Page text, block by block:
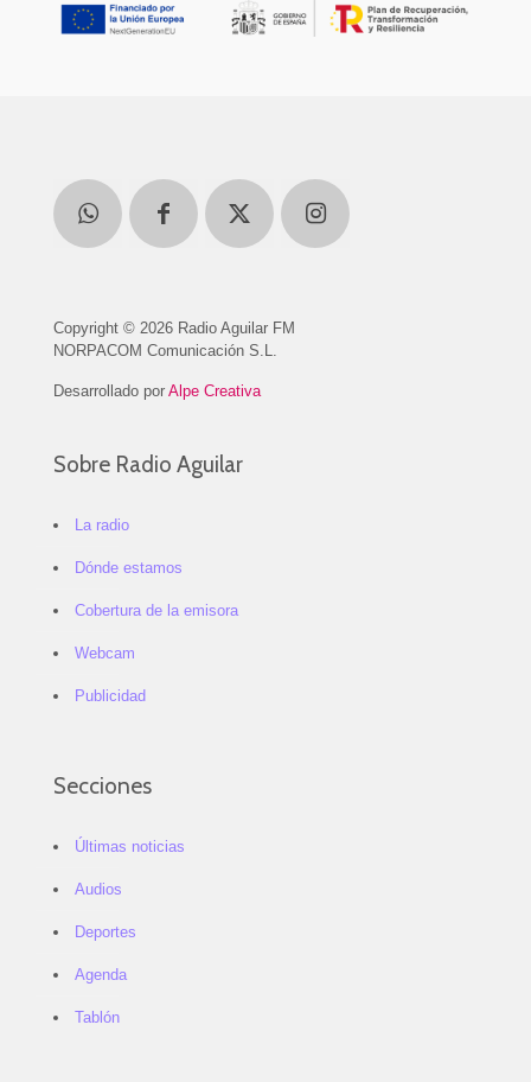
Copyright © 2026 Radio Aguilar FM
NORPACOM Comunicación S.L.
Desarrollado por Alpe Creativa
Sobre Radio Aguilar
La radio
Dónde estamos
Cobertura de la emisora
Webcam
Publicidad
Secciones
Últimas noticias
Audios
Deportes
Agenda
Tablón